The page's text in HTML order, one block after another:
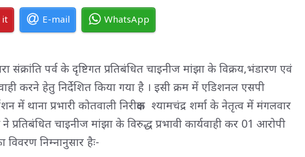
it E-mail WhatsApp
संक्रांति पर्व के दृष्टिगत प्रतिबंधित चाइनीज मांझा के विक्रय,भंडारण एवं
करने हेतु निर्देशित किया गया है । इसी क्रम में एडिशनल एसपी
में थाना प्रभारी कोतवाली निरीक्षक श्यामचंद्र शर्मा के नेतृत्व में मंगलवार
प्रतिबंधित चाइनीज मांझा के विरुद्ध प्रभावी कार्यवाही कर 01 आरोपी
निम्नानुसार हैः-